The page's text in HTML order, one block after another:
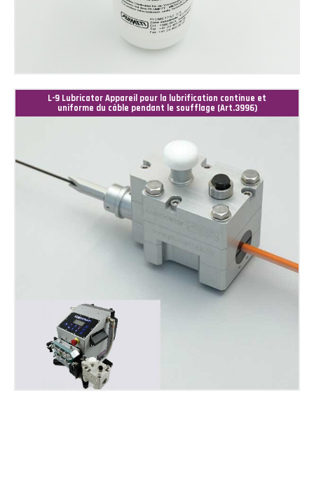
L-9 Lubricator Appareil pour la lubrification continue et
uniforme du câble pendant le soufflage (Art.3996)